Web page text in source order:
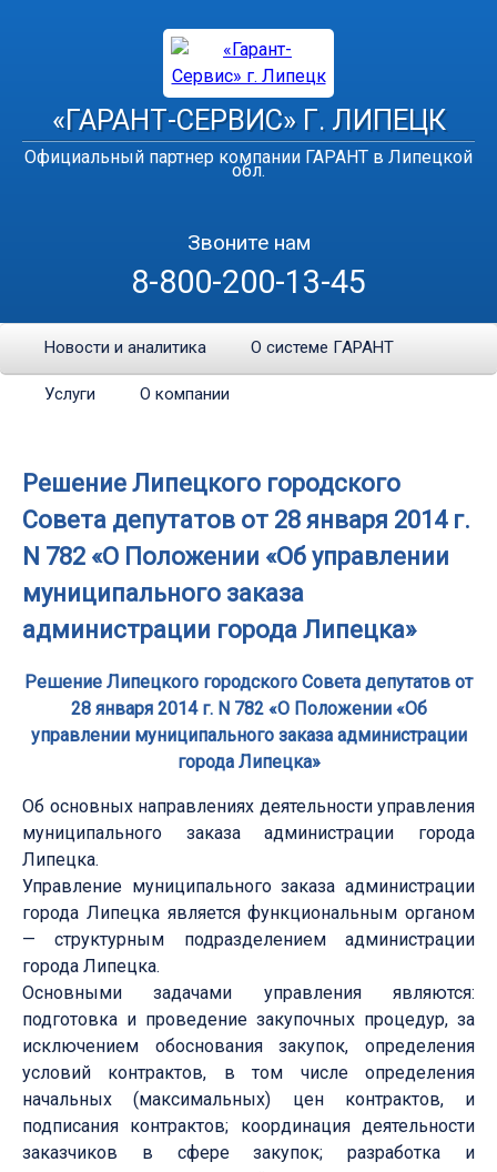
«ГАРАНТ-СЕРВИС» Г. ЛИПЕЦК
Официальный партнер компании ГАРАНТ в Липецкой
обл.
Звоните нам
8-800-200-13-45
Новости и аналитика О системе ГАРАНТ
Услуги О компании
Решение Липецкого городского
Совета депутатов от 28 января 2014 г.
N 782 «О Положении «Об управлении
муниципального заказа
администрации города Липецка»
Решение Липецкого городского Совета депутатов от
28 января 2014 г. N 782 «О Положении «Об
управлении муниципального заказа администрации
города Липецка»
Об основных направлениях деятельности управления
муниципального заказа администрации города
Липецка.
Управление муниципального заказа администрации
города Липецка является функциональным органом
— структурным подразделением администрации
города Липецка.
Основными задачами управления являются:
подготовка и проведение закупочных процедур, за
исключением обоснования закупок, определения
условий контрактов, в том числе определения
начальных (максимальных) цен контрактов, и
подписания контрактов; координация деятельности
заказчиков в сфере закупок; разработка и